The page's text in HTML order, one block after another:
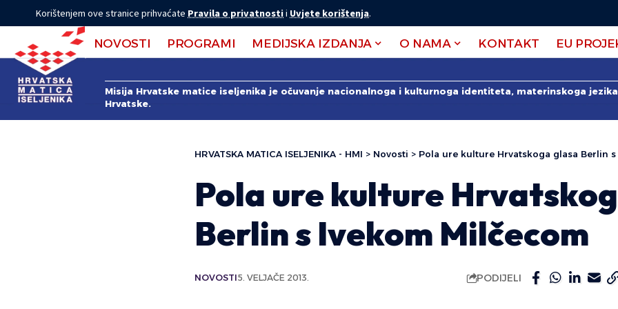
Korištenjem ove stranice prihvaćate Pravila o privatnostii Uvjete korištenja.
NOVOSTI PROGRAMI MEDIJSKA IZDANJA O NAMA KONTAKT EU
Misija Hrvatske matice iseljenika je očuvanje nacionalnoga i kulturnoga identiteta, materinskoga
Hrvatske.
HRVATSKA MATICA ISELJENIKA - HMI > Novosti > Pola ure kulture Hrvatskoga glasa Berlin
Pola ure kulture
Berlin s Ivekom Milčecom
NOVOSTI5. VELJAČE 2013. PODIJELI